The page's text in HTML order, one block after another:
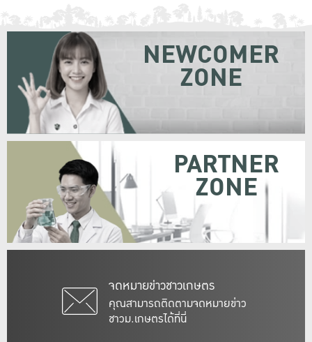
จดหมายข่าวชาวเกษตร
คุณสามารถติดตามจดหมายข่าว
ชาวม.เกษตรได้ที่นี่
NEWCOMER
ZONE
PARTNER
ZONE